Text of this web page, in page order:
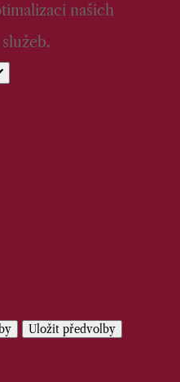
našich
Uložit předvolby